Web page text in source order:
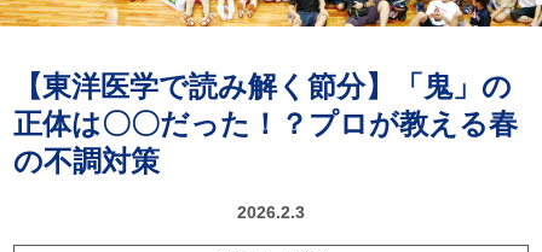
【東洋医学で読み解く節分】「鬼」の
正体は〇〇だった！？プロが教える春
の不調対策
2026.2.3